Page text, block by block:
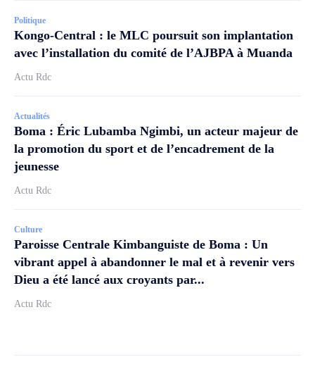
Politique
Kongo-Central : le MLC poursuit son implantation
avec l’installation du comité de l’AJBPA à Muanda
Actu Rdc
Actualités
Boma : Éric Lubamba Ngimbi, un acteur majeur de
la promotion du sport et de l’encadrement de la
jeunesse
Actu Rdc
Culture
Paroisse Centrale Kimbanguiste de Boma : Un
vibrant appel à abandonner le mal et à revenir vers
Dieu a été lancé aux croyants par...
Actu Rdc